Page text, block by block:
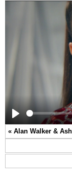
Play
« Alan Walker &